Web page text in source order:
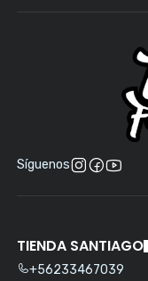
Síguenos
TIENDA SANTIAGO
+56233467039